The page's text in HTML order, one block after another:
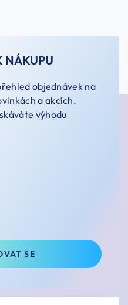
NÁKUPU
objednávek na
a akcích.
výhodu
SE